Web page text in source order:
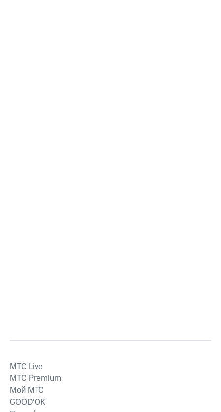
MTС Live
MTС Premium
Мой МТС
GOOD’OK